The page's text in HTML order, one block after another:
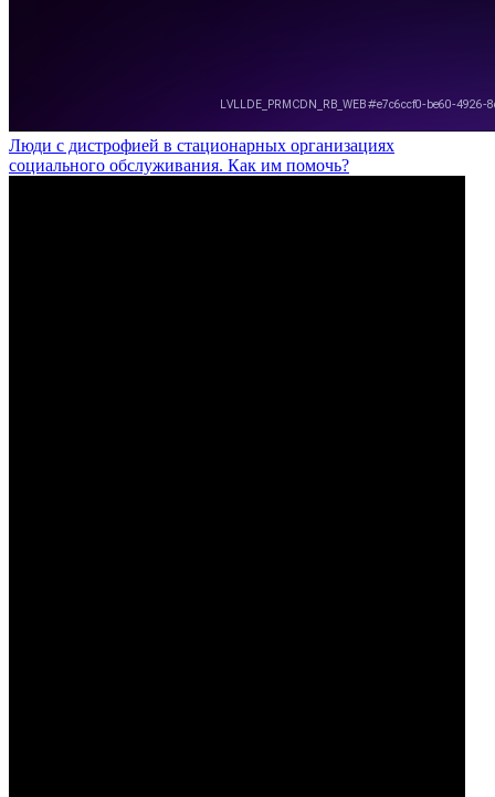
Люди с дистрофией в стационарных организациях
социального обслуживания. Как им помочь?